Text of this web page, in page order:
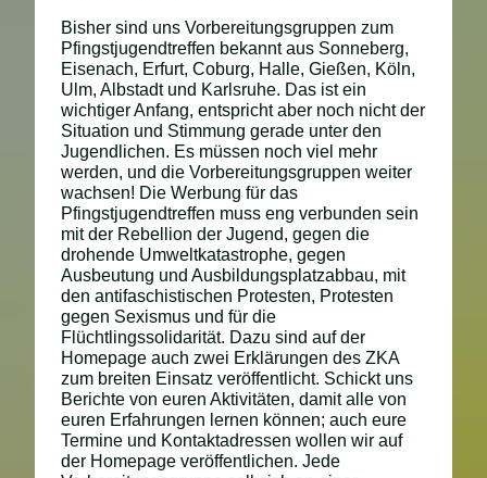
Bisher sind uns Vorbereitungsgruppen zum
Pfingstjugendtreffen bekannt aus Sonneberg,
Eisenach, Erfurt, Coburg, Halle, Gießen, Köln,
Ulm, Albstadt und Karlsruhe. Das ist ein
wichtiger Anfang, entsprichtaber noch nicht der
Situation und Stimmung gerade unter den
Jugendlichen. Es müssen noch viel mehr
werden, und die Vorbereitungsgruppen weiter
wachsen! Die Werbung für das
Pfingstjugendtreffen muss eng verbunden sein
mit der Rebellion der Jugend, gegen die
drohende Umweltkatastrophe, gegen
Ausbeutung und Ausbildungsplatzabbau, mit
den antifaschistischen Protesten, Protesten
gegen Sexismus und für die
Flüchtlingssolidarität. Dazu sind auf der
Homepage auch zwei Erklärungen des ZKA
zum breiten Einsatz veröffentlicht. Schickt uns
Berichte von euren Aktivitäten, damit alle von
euren Erfahrungen lernen können; auch eure
Termine und Kontaktadressen wollen wir auf
der Homepage veröffentlichen. Jede